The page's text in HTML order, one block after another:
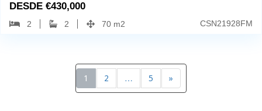
DESDE €430,000
2 2 70 m2 CSN21928FM
1 2 … 5 »